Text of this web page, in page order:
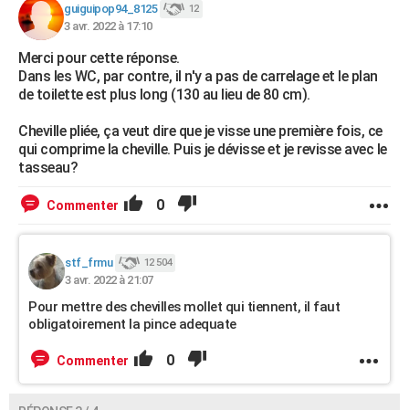
guiguipop94_8125 12
3 avr. 2022 à 17:10
Merci pour cette réponse.
Dans les WC, par contre, il n'y a pas de carrelage et le plan
de toilette est plus long (130 au lieu de 80 cm).
Cheville pliée, ça veut dire que je visse une première fois, ce
qui comprime la cheville. Puis je dévisse et je revisse avec le
tasseau?
Commenter 0
stf_frmu 12 504
3 avr. 2022 à 21:07
Pour mettre des chevilles mollet qui tiennent, il faut
obligatoirement la pince adequate
Commenter 0